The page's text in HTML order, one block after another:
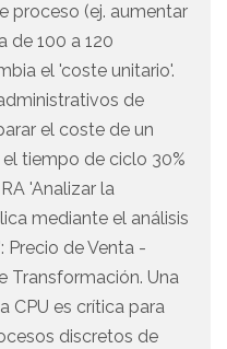
proceso (ej. aumentar
de 100 a 120
el 'coste unitario'.
de
el coste de un
tiempo de ciclo 30%
'Analizar la
mediante el análisis
Precio de Venta -
Transformación. Una
CPU es crítica para
discretos de